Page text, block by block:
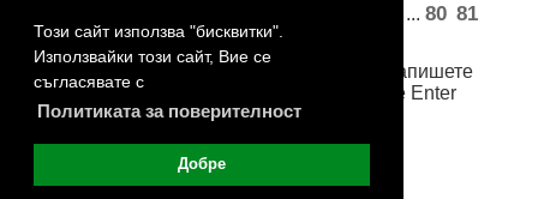
Този сайт използва "бисквитки".
Използвайки този сайт, Вие се
съгласявате с
Политиката за поверителност
Добре
... 80 81
82 83
За достъп до произволна страница, запишете
номера й в бялото поле и натиснете Enter